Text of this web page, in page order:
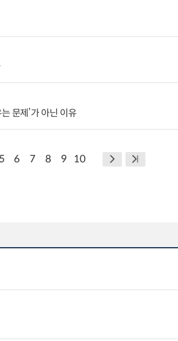
문제’가 아닌 이유
5 6 7 8 9 10